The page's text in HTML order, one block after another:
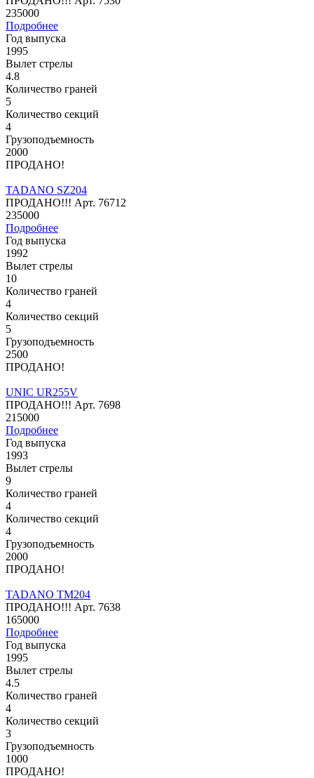
235000
Подробнее
Год выпуска
1995
Вылет стрелы
4.8
Количество граней
5
Количество секций
4
Грузоподъемность
2000
ПРОДАНО!
TADANO SZ204
ПРОДАНО!!! Арт. 76712
235000
Подробнее
Год выпуска
1992
Вылет стрелы
10
Количество граней
4
Количество секций
5
Грузоподъемность
2500
ПРОДАНО!
UNIC UR255V
ПРОДАНО!!! Арт. 7698
215000
Подробнее
Год выпуска
1993
Вылет стрелы
9
Количество граней
4
Количество секций
4
Грузоподъемность
2000
ПРОДАНО!
TADANO TM204
ПРОДАНО!!! Арт. 7638
165000
Подробнее
Год выпуска
1995
Вылет стрелы
4.5
Количество граней
4
Количество секций
3
Грузоподъемность
1000
ПРОДАНО!